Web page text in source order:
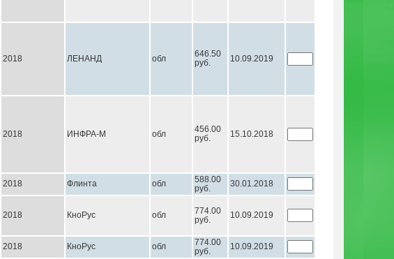
2018 ЛЕНАНД обл
646.50
руб.
10.09.2019
2018 ИНФРА-М обл
456.00
руб.
15.10.2018
2018 Флинта обл
588.00
руб.
30.01.2018
2018 КноРус обл
774.00
руб.
10.09.2019
2018 КноРус обл
774.00
руб.
10.09.2019